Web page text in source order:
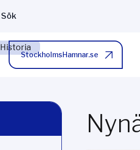
Sök
Historia
StockholmsHamnar.se